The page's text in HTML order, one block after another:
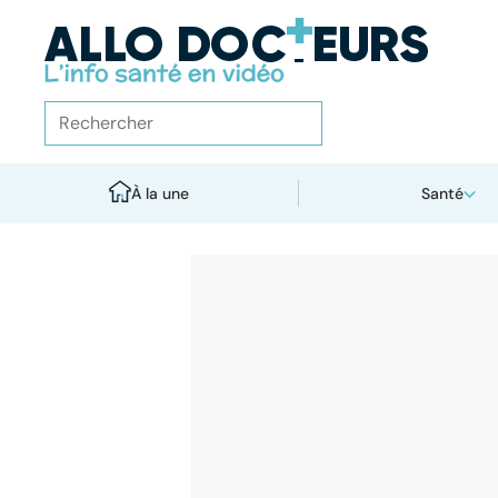
À la une Santé